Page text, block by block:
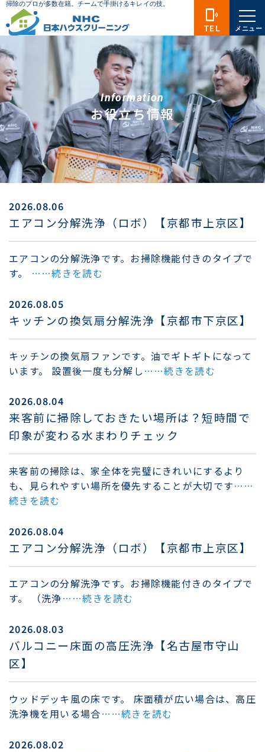
Information
お役立ち情報
2026.08.06
エアコン分解洗浄（ロボ）【京都市上京区】
エアコンの分解洗浄です。お掃除機能付きのタイプで
す。 ……続きを読む
2026.08.05
キッチンの換気扇分解洗浄【京都市下京区】
キッチンの換気扇ファンです。油でギトギトになって
います。 設置後一度も分解し ……続きを読む
2026.08.04
来客前に掃除しておきたい場所は？短時間で
印象が変わる水まわりチェック
来客前の掃除は、家全体を完璧にきれいにするより
も、見られやすい場所を優先することが大切です……
続きを読む
2026.08.04
エアコン分解洗浄（ロボ）【京都市上京区】
エアコンの分解洗浄です。お掃除機能付きのタイプで
す。 （洗浄……続きを読む
2026.08.03
バルコニー床面の高圧洗浄【名古屋市守山
区】
ウッドデッキ風の床です。 床面積が広い場合は、高圧
洗浄機を用いる場合……続きを読む
2026.08.02
phonelink_ring
TEL メニュー